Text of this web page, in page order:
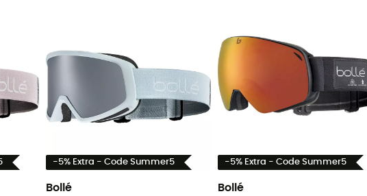
-5% Extra - Code Summer5
Bollé
-5% Extra - Code Summer5
Bollé